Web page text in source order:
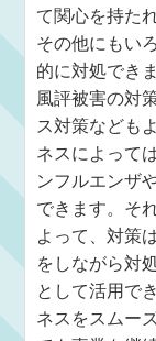
て関心を持た
その他にもい
的に対処でき
風評被害の対
ス対策なども
ネスによって
ンフルエンザ
できます。そ
よって、対策
をしながら対
として活用で
ネスをスムー